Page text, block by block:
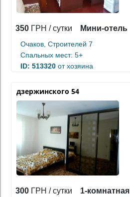
350 ГРН / сутки Мини-отель
Очаков, Строителей 7
Спальных мест: 5+
ID: 513320 от хозяина
дзержинского 54
300 ГРН / сутки 1-комнатная